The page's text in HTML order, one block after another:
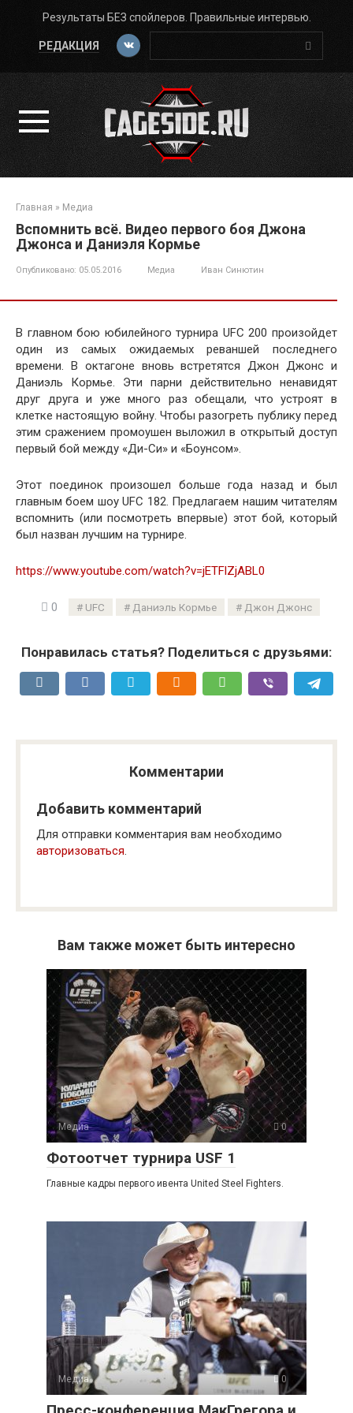
Перейти
контенту
Результаты БЕЗ спойлеров. Правильные интервью.
РЕДАКЦИЯ
Поиск:
Главная » Медиа
Вспомнить всё. Видео первого боя Джона
Джонса и Даниэля Кормье
Опубликовано: 05.05.2016 Медиа Иван Синютин
В главном бою юбилейного турнира UFC 200 произойдет
один из самых ожидаемых реваншей последнего
времени. В октагоне вновь встретятся Джон Джонс и
Даниэль Кормье. Эти парни действительно ненавидят
друг друга и уже много раз обещали, что устроят в
клетке настоящую войну. Чтобы разогреть публику перед
этим сражением промоушен выложил в открытый доступ
первый бой между «Ди-Си» и «Боунсом».
Этот поединок произошел больше года назад и был
главным боем шоу UFC 182. Предлагаем нашим читателям
вспомнить (или посмотреть впервые) этот бой, который
был назван лучшим на турнире.
https://www.youtube.com/watch?v=jETFlZjABL0
0 UFC Даниэль Кормье Джон Джонс
Понравилась статья? Поделиться с друзьями:
Комментарии
Добавить комментарий
Для отправки комментария вам необходимо
авторизоваться.
Вам также может быть интересно
Медиа 0
Фотоотчет турнира USF 1
Главные кадры первого ивента United Steel Fighters.
Медиа 0